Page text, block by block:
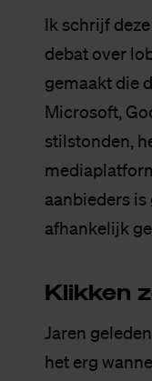
Ik schrijf
debat over
gemaakt die
Microsoft,
stilstonden,
aanbieders
afhankelijk
Klik­ken
Jaren
het erg